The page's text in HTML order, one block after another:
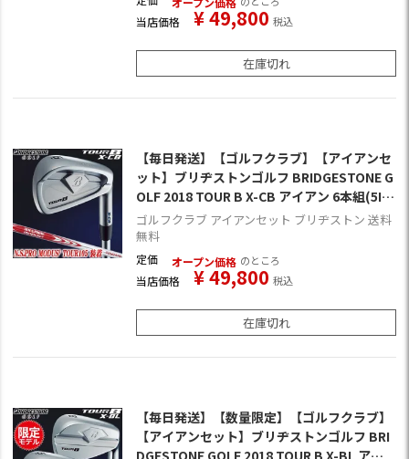
当店価格 ¥49,800 税込
在庫切れ
【毎日発送】【ゴルフクラブ】【アイアンセ
ット】ブリヂストンゴルフ BRIDGESTONE G
OLF 2018 TOUR B X-CB アイアン 6本組(5I-P
W) [N.S.PRO MODUS3 TOUR105装着](日本
正規品)
ゴルフクラブ アイアンセット ブリヂストン 送料
無料
定価 オープン価格 のところ
当店価格 ¥49,800 税込
在庫切れ
【毎日発送】【数量限定】【ゴルフクラブ】
【アイアンセット】ブリヂストンゴルフ BRI
DGESTONE GOLF 2018 TOUR B X-BL アイ